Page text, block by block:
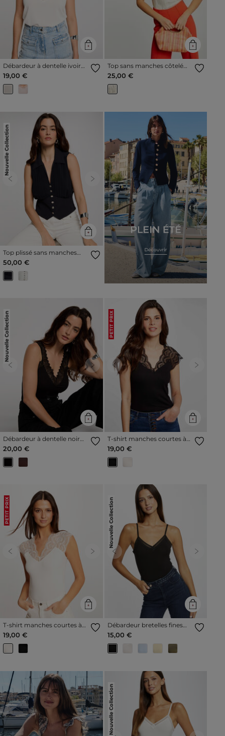
Débardeur à dentelle ivoire
femme
19,00 €
Top sans manches côtelé
multicolore femme
25,00 €
Nouvelle Collection
Previous Next
Top plissé sans manches
bleu marine femme
50,00 €
Nouvelle Collection
Previous Next
Débardeur à dentelle noir
femme
20,00 €
PETIT PRIX
Previous Next
T-shirt manches courtes à
dentelle noir femme
19,00 €
PETIT PRIX
Previous Next
T-shirt manches courtes à
dentelle ivoire femme
19,00 €
Nouvelle Collection
Previous Next
Débardeur bretelles fines
bande dentelle noir femme
15,00 €
Nouvelle Collection